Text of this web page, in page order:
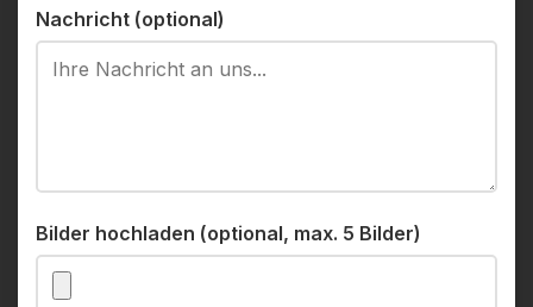
Nachricht (optional)
Bilder hochladen (optional, max. 5 Bilder)